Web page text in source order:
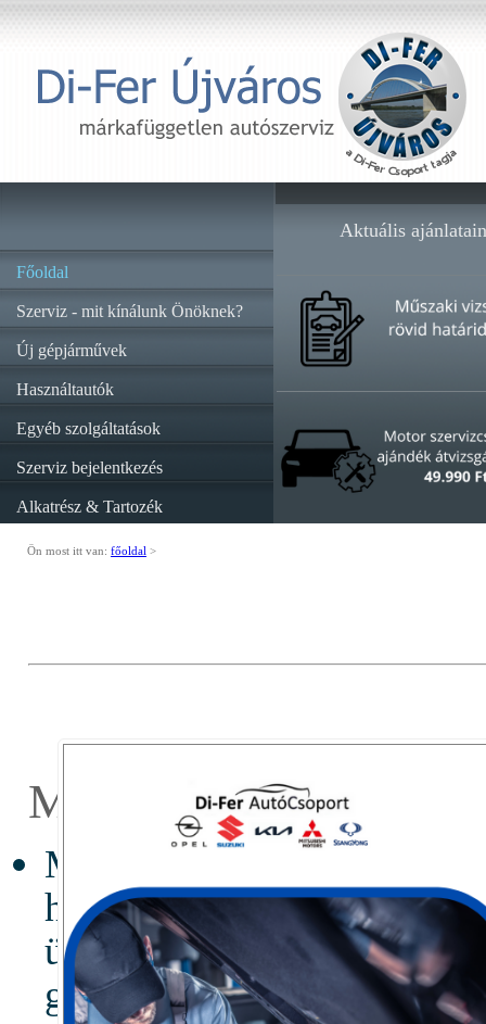
Főoldal
Szerviz - mit kínálunk Önöknek?
Új gépjárművek
Használtautók
Egyéb szolgáltatások
Szerviz bejelentkezés
Alkatrész & Tartozék
Aktuális
Ön most itt van: főoldal >
Miért válassza a
Mert a dunaújvárosi
hogy hídfőállásként
ügyfeleink igényeinek
gépjárműeladás, mind a